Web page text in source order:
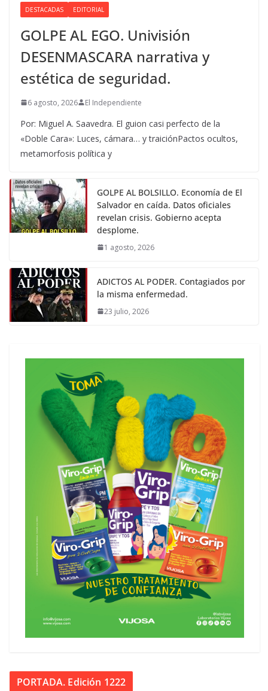
DESTACADAS EDITORIAL
GOLPE AL EGO. Univisión
DESENMASCARA narrativa y
estética de seguridad.
6 agosto, 2026 El Independiente
Por: Miguel A. Saavedra. El guion casi perfecto de la
«Doble Cara»: Luces, cámara… y traiciónPactos ocultos,
metamorfosis política y
GOLPE AL BOLSILLO. Economía de El
Salvador en caída. Datos oficiales
revelan crisis. Gobierno acepta
desplome.
1 agosto, 2026
ADICTOS AL PODER. Contagiados por
la misma enfermedad.
23 julio, 2026
PORTADA. Edición 1222